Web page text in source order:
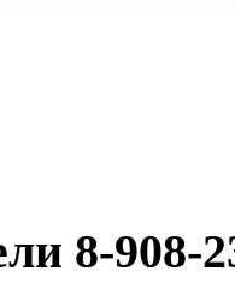
8-908-